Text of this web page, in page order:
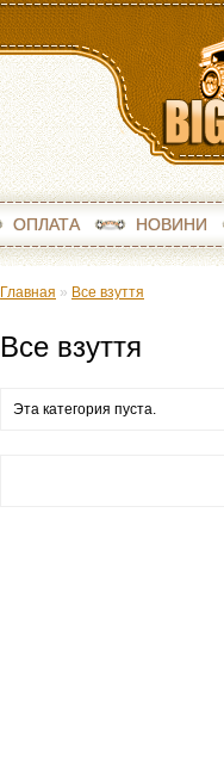
ОПЛАТА НОВИНИ
Главная » Все взуття
Все взуття
Эта категория пуста.